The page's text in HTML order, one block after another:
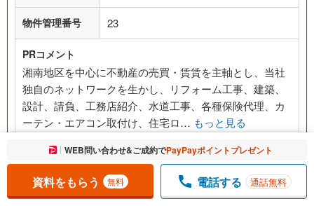
物件管理番号 23
PRコメント
湘南地区を中心に不動産の売買・賃賃を主軸とし、当社
独自のネットワークを生かし、リフォーム工事、建築、
設計、請負、工務店紹介、水道工事、各種保険代理、カ
ーテン・エアコン取付け、住宅ロ… もっと見る
資料をもらう 無料
お気に入りに追加しました。 一覧を開く
WEB問い合わせ&ご成約でPayPayポイントプレゼント
資料をもらう 無料 電話する 通話無料